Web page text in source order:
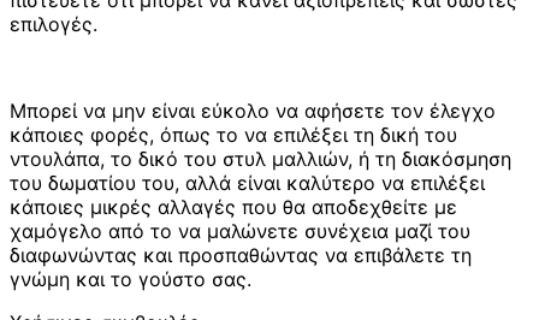
επιλογές.
Μπορεί να μην είναι εύκολο να αφήσετε τον έλεγχο
κάποιες φορές, όπως το να επιλέξει τη δική του
ντουλάπα, το δικό του στυλ μαλλιών, ή τη διακόσμηση
του δωματίου του, αλλά είναι καλύτερο να επιλέξει
κάποιες μικρές αλλαγές που θα αποδεχθείτε με
χαμόγελο από το να μαλώνετε συνέχεια μαζί του
διαφωνώντας και προσπαθώντας να επιβάλετε τη
γνώμη και το γούστο σας.